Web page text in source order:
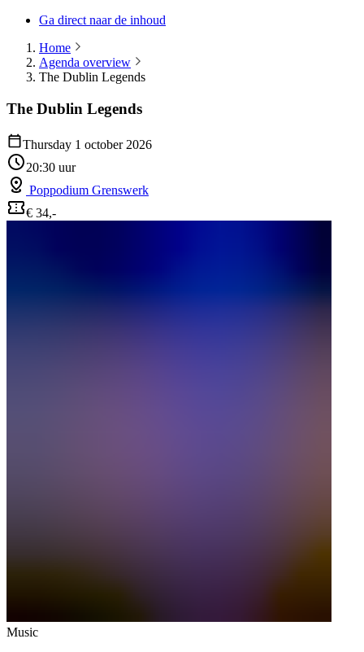
Ga direct naar de inhoud
Home
Agenda overview
The Dublin Legends
The Dublin Legends
Thursday 1 october 2026
20:30 uur
Poppodium Grenswerk
€ 34,-
Music